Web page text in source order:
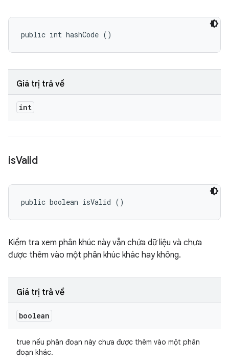
public int hashCode ()
Giá trị trả về
int
isValid
public boolean isValid ()
Kiểm tra xem phân khúc này vẫn chứa dữ liệu và chưa
được thêm vào một phân khúc khác hay không.
Giá trị trả về
boolean
true nếu phân đoạn này chưa được thêm vào một phân
đoạn khác.